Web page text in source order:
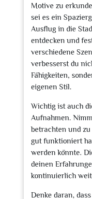
Motive zu
sei es ein
Ausflug in die
entdecken und
verschiedene
verbesserst du
Fähigkeiten,
eigenen Stil.
Wichtig ist auch
Aufnahmen.
betrachten und
gut funktioniert
werden könnte.
deinen
kontinuierlich
Denke daran,